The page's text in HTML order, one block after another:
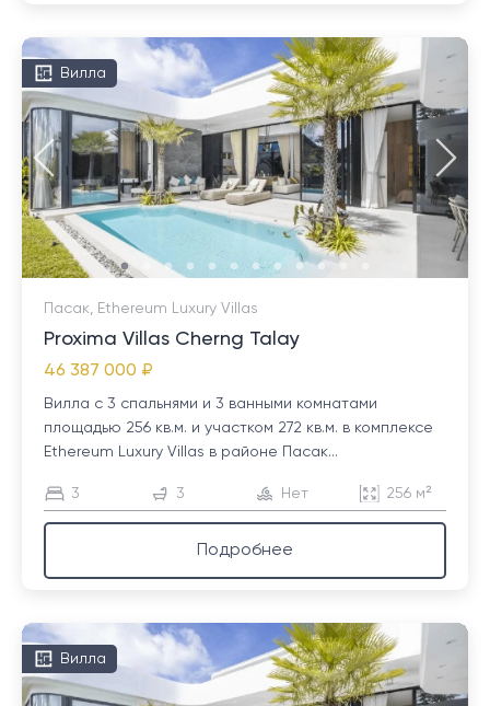
Вилла
Пасак, Ethereum Luxury Villas
Proxima Villas Cherng Talay
46 387 000 ₽
Вилла с 3 спальнями и 3 ванными комнатами
площадью 256 кв.м. и участком 272 кв.м. в комплексе
Ethereum Luxury Villas в районе Пасак...
3 3 Нет 256 м²
Подробнее
Вилла